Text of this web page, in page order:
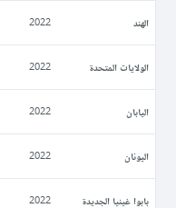
الهند 2022
الولايات المتحدة 2022
اليابان 2022
اليونان 2022
بابوا غينيا الجديدة 2022